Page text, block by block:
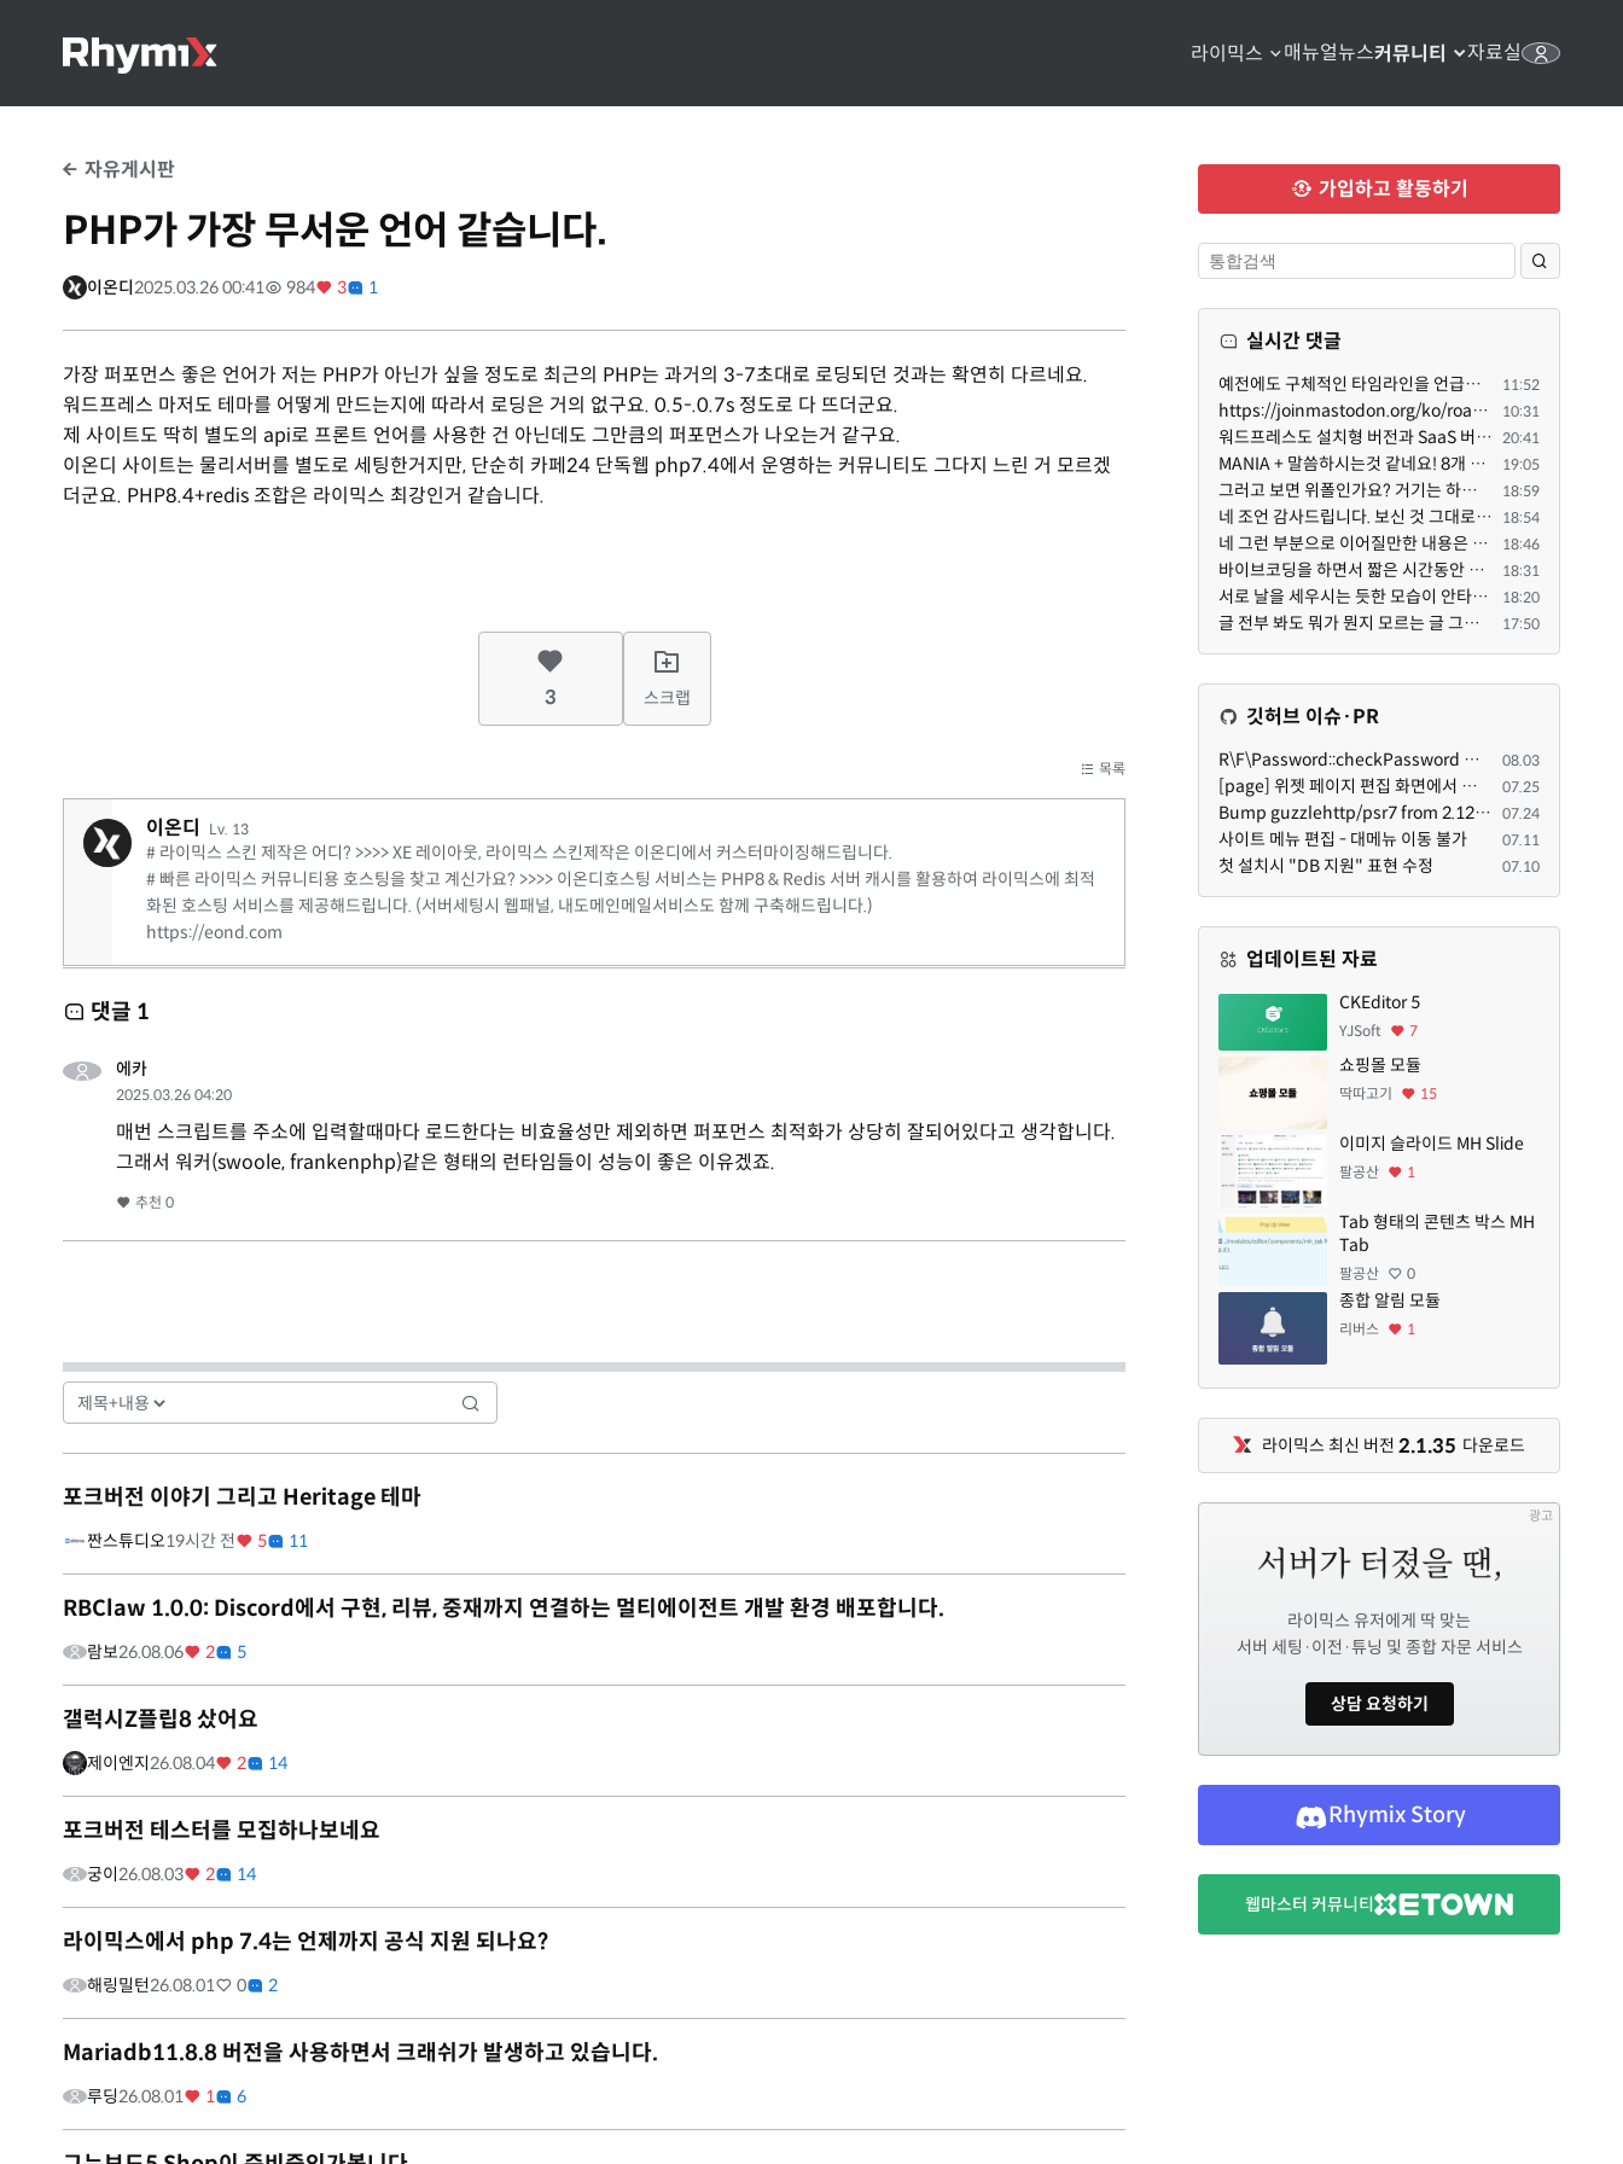
라이믹스 매뉴얼뉴스커뮤니티 자료실
자유게시판
PHP가 가장 무서운 언어 같습니다.
이온디2025.03.26 00:41 984 3 1
가장 퍼포먼스 좋은 언어가 저는 PHP가 아닌가 싶을 정도로 최근의 PHP는 과거의 3-7초대로 로딩되던 것과는 확연히 다르네요.
워드프레스 마저도 테마를 어떻게 만드는지에 따라서 로딩은 거의 없구요. 0.5-.0.7s 정도로 다 뜨더군요.
제 사이트도 딱히 별도의 api로 프론트 언어를 사용한 건 아닌데도 그만큼의 퍼포먼스가 나오는거 같구요.
이온디 사이트는 물리서버를 별도로 세팅한거지만, 단순히 카페24 단독웹 php7.4에서 운영하는 커뮤니티도 그다지 느린 거 모르겠
더군요. PHP8.4+redis 조합은 라이믹스 최강인거 같습니다.
3 스크랩
목록
이온디 Lv. 13
# 라이믹스 스킨 제작은 어디? >>>> XE 레이아웃, 라이믹스 스킨제작은 이온디에서 커스터마이징해드립니다.
# 빠른 라이믹스 커뮤니티용 호스팅을 찾고 계신가요? >>>> 이온디호스팅 서비스는 PHP8 & Redis 서버 캐시를 활용하여 라이믹스에 최적
화된 호스팅 서비스를 제공해드립니다. (서버세팅시 웹패널, 내도메인메일서비스도 함께 구축해드립니다.)
https://eond.com
댓글 1
에카
2025.03.26 04:20
매번 스크립트를 주소에 입력할때마다 로드한다는 비효율성만 제외하면 퍼포먼스 최적화가 상당히 잘되어있다고 생각합니다.
그래서 워커(swoole, frankenphp)같은 형태의 런타임들이 성능이 좋은 이유겠죠.
추천 0
포크버전 이야기 그리고 Heritage 테마
짠스튜디오19시간 전 5 11
RBClaw 1.0.0: Discord에서 구현, 리뷰, 중재까지 연결하는 멀티에이전트 개발 환경 배포합니다.
람보26.08.06 2 5
갤럭시Z플립8 샀어요
제이엔지26.08.04 2 14
포크버전 테스터를 모집하나보네요
궁이26.08.03 2 14
라이믹스에서 php 7.4는 언제까지 공식 지원 되나요?
해링밀턴26.08.01 0 2
Mariadb11.8.8 버전을 사용하면서 크래쉬가 발생하고 있습니다.
루딩26.08.01 1 6
가입하고 활동하기
실시간 댓글
예전에도 구체적인 타임라인을 언급했다가 지키지 못한 것에 죄송한 마음이 있다 보니 (코어 개발/운영 자체... 11:52
https://joinmastodon.org/ko/roadmap 로드맵 이야기가 나온김에 적자면 공홈에 대략적인 로드맵이 공개되어... 10:31
워드프레스도 설치형 버전과 SaaS 버전(워드프레스닷컴)은 다른 점이 많습니다. SaaS로 제공한다면 GPL 라이... 20:41
MANIA + 말씀하시는것 같네요! 8개 정도의 커뮤니티가 저 MANIA+ 기반으로 구축된거로 알고 있습니다. SaaS ... 19:05
그러고 보면 위폴인가요? 거기는 하단바를 보니까 커뮤니티 빌딩 SaaS 솔루션을 사용하고 있는거 같더라고요... 18:59
네 조언 감사드립니다. 보신 것 그대로 틀린 말씀은 아닙니다. 다만, 배포한 것에 대해 흥미가 떨어져서 뒷... 18:54
네 그런 부분으로 이어질만한 내용은 삭제 하였습니다. 불편을 드려 죄송합니다. 저희는 비즈니스 완성할 수... 18:46
바이브코딩을 하면서 짧은 시간동안 많은 자료들을 문어발식 확장하면서 이미 배포한것에대한 흥미가 떨어지... 18:31
서로 날을 세우시는 듯한 모습이 안타깝네요.. 곰님이 지금까지 이끌어주셨던것처럼 안정적인 코어도 필요하... 18:20
글 전부 봐도 뭐가 뭔지 모르는 글 그래서 아래위 단숨에 쭈욱 훝어만 보고 말았지만 참 대단한 정성이예요.... 17:50
깃허브 이슈·PR
R\F\Password::checkPassword 함수 해시 알고리즘을 암시적으로 호출하는 경우 Argon2id 해시 비교 실패 08.03
[page] 위젯 페이지 편집 화면에서 위젯이 Context의 module_info를 덮어쓰면 저장이 ERR_ACT_IS_NOT_STANDALONE으로 실패 07.25
Bump guzzlehttp/psr7 from 2.12.1 to 2.12.3 in /common 07.24
사이트 메뉴 편집 - 대메뉴 이동 불가 07.11
첫 설치시 "DB 지원" 표현 수정 07.10
업데이트된 자료
CKEditor 5
YJSoft 7
쇼핑몰 모듈
딱따고기 15
이미지 슬라이드 MH Slide
팔공산 1
Tab 형태의 콘텐츠 박스 MH
Tab
팔공산 0
종합 알림 모듈
리버스 1
라이믹스 최신 버전 2.1.35 다운로드
광고
라이믹스 유저에게 딱 맞는
서버 세팅·이전·튜닝 및 종합 자문 서비스
상담 요청하기
Rhymix Story
웹마스터 커뮤니티